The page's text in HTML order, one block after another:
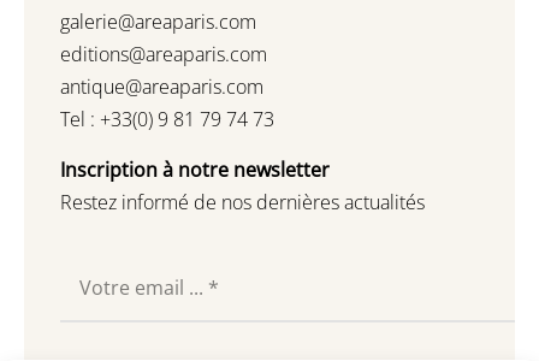
galerie@areaparis.com
editions@areaparis.com
antique@areaparis.com
Tel : +33(0) 9 81 79 74 73
Inscription à notre newsletter
Restez informé de nos dernières actualités